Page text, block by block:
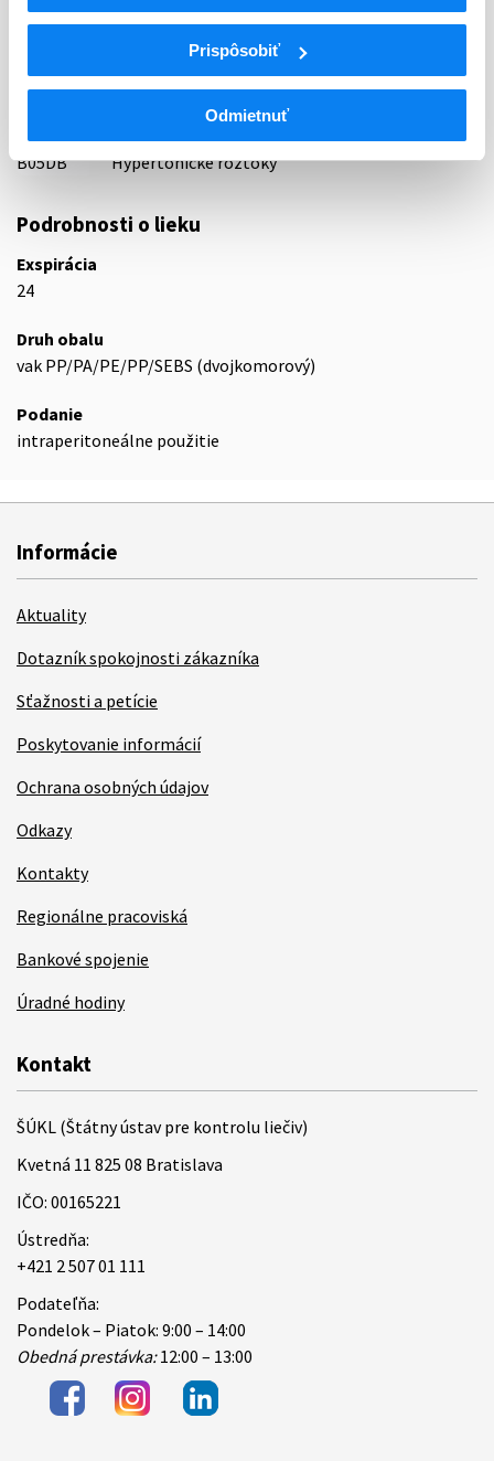
Prispôsobiť
Odmietnuť
87 - VARIA I
KRV A KRVOTVORNÉ ORGÁNY
NÁHRADY KRVI A PERFÚZNE ROZTOKY
B05D
LIEKY NA PERITONEÁLNU DIALÝZU
B05DB
Hypertonické roztoky
Podrobnosti o lieku
Exspirácia
24
Druh obalu
vak PP/PA/PE/PP/SEBS (dvojkomorový)
Podanie
intraperitoneálne použitie
Informácie
Aktuality
Dotazník spokojnosti zákazníka
Sťažnosti a petície
Poskytovanie informácií
Ochrana osobných údajov
Odkazy
Kontakty
Regionálne pracoviská
Bankové spojenie
Úradné hodiny
Kontakt
ŠÚKL (Štátny ústav pre kontrolu liečiv)
Kvetná 11 825 08 Bratislava
IČO: 00165221
Ústredňa:
+421 2 507 01 111
Podateľňa:
Pondelok – Piatok: 9:00 – 14:00
Obedná prestávka:12:00 – 13:00